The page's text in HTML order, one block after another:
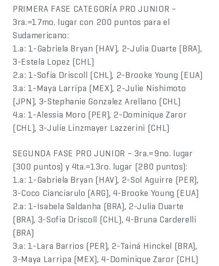
PRIMERA FASE CATEGORÍA PRO JUNIOR –
3ra.=17mo. lugar con 200 puntos para el
Sudamericano:
1.a: 1-Gabriela Bryan (HAV), 2-Julia Duarte (BRA),
3-Estela Lopez (CHL)
2.a: 1-Sofia Driscoll (CHL), 2-Brooke Young (EUA)
3.a: 1-Maya Larripa (MEX), 2-Julie Nishimoto
(JPN), 3-Stephanie Gonzalez Arellano (CHL)
4.a: 1-Alessia Moro (PER), 2-Dominique Zaror
(CHL), 3-Julie Linzmayer Lazzerini (CHL)
SEGUNDA FASE PRO JUNIOR – 3ra.=9no. lugar
(300 puntos) y 4ta.=13ro. lugar (280 puntos):
1.a: 1-Gabriela Bryan (HAV), 2-Sol Aguirre (PER),
3-Coco Cianciarulo (ARG), 4-Brooke Young (EUA)
2.a: 1-Isabela Saldanha (BRA), 2-Julia Duarte
(BRA), 3-Sofia Driscoll (CHL), 4-Bruna Carderelli
(BRA)
3.a: 1-Lara Barrios (PER), 2-Tainá Hinckel (BRA),
3-Maya Larripa (MEX), 4-Dominique Zaror (CHL)